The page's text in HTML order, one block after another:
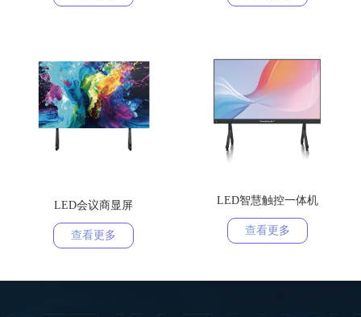
LED会议商显屏
查看更多
LED智慧触控一体机
查看更多